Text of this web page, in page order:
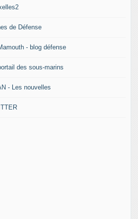
de Défense
- blog défense
des sous-marins
- Les nouvelles